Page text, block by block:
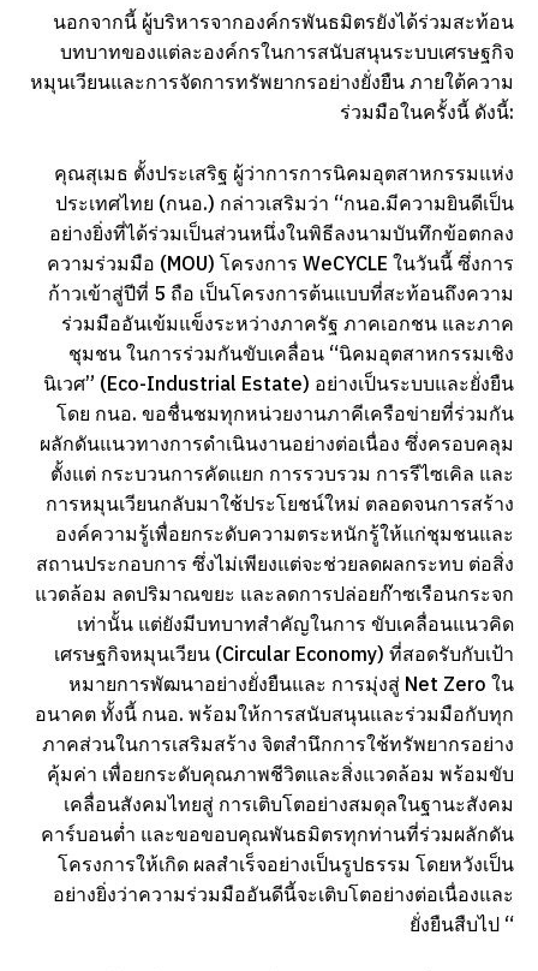
นอกจากนี้ ผู้บริหารจากองค์กรพันธมิตรยังได้ร่วมสะท้อน
บทบาทของแต่ละองค์กรในการสนับสนุนระบบเศรษฐกิจ
หมุนเวียนและการจัดการทรัพยากรอย่างยั่งยืน ภายใต้ความ
ร่วมมือในครั้งนี้ ดังนี้:
คุณสุเมธ ตั้งประเสริฐ ผู้ว่าการการนิคมอุตสาหกรรมแห่ง
ประเทศไทย (กนอ.) กล่าวเสริมว่า “กนอ.มีความยินดีเป็น
อย่างยิ่งที่ได้ร่วมเป็นส่วนหนึ่งในพิธีลงนามบันทึกข้อตกลง
ความร่วมมือ (MOU) โครงการ WeCYCLE ในวันนี้ ซึ่งการ
ก้าวเข้าสู่ปีที่ 5 ถือ เป็นโครงการต้นแบบที่สะท้อนถึงความ
ร่วมมืออันเข้มแข็งระหว่างภาครัฐ ภาคเอกชน และภาค
ชุมชน ในการร่วมกันขับเคลื่อน “นิคมอุตสาหกรรมเชิง
นิเวศ” (Eco-Industrial Estate) อย่างเป็นระบบและยั่งยืน
โดย กนอ. ขอชื่นชมทุกหน่วยงานภาคีเครือข่ายที่ร่วมกัน
ผลักดันแนวทางการดำเนินงานอย่างต่อเนื่อง ซึ่งครอบคลุม
ตั้งแต่ กระบวนการคัดแยก การรวบรวม การรีไซเคิล และ
การหมุนเวียนกลับมาใช้ประโยชน์ใหม่ ตลอดจนการสร้าง
องค์ความรู้เพื่อยกระดับความตระหนักรู้ให้แก่ชุมชนและ
สถานประกอบการ ซึ่งไม่เพียงแต่จะช่วยลดผลกระทบ ต่อสิ่ง
แวดล้อม ลดปริมาณขยะ และลดการปล่อยก๊าซเรือนกระจก
เท่านั้น แต่ยังมีบทบาทสำคัญในการ ขับเคลื่อนแนวคิด
เศรษฐกิจหมุนเวียน (Circular Economy) ที่สอดรับกับเป้า
หมายการพัฒนาอย่างยั่งยืนและ การมุ่งสู่ Net Zero ใน
อนาคต ทั้งนี้ กนอ. พร้อมให้การสนับสนุนและร่วมมือกับทุก
ภาคส่วนในการเสริมสร้าง จิตสำนึกการใช้ทรัพยากรอย่าง
คุ้มค่า เพื่อยกระดับคุณภาพชีวิตและสิ่งแวดล้อม พร้อมขับ
เคลื่อนสังคมไทยสู่ การเติบโตอย่างสมดุลในฐานะสังคม
คาร์บอนต่ำ และขอขอบคุณพันธมิตรทุกท่านที่ร่วมผลักดัน
โครงการให้เกิด ผลสำเร็จอย่างเป็นรูปธรรม โดยหวังเป็น
อย่างยิ่งว่าความร่วมมืออันดีนี้จะเติบโตอย่างต่อเนื่องและ
ยั่งยืนสืบไป “